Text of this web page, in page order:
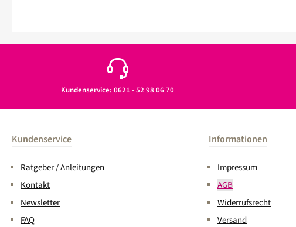
Kundenservice: 0621 - 52 98 06 70
Kundenservice
Ratgeber / Anleitungen
Kontakt
Newsletter
FAQ
Informationen
Impressum
AGB
Widerrufsrecht
Versand